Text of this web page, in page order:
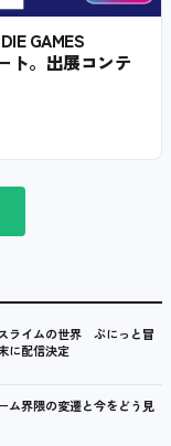
GAMES
ト。出展コンテ
ライムの世界 ぷにっと冒
に配信決定
ム界隈の変遷と今をどう見